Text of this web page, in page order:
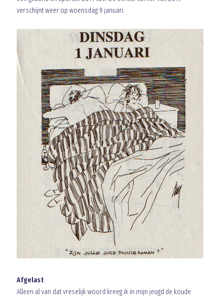
verschijnt weer op woensdag 9 januari.
Afgelast
Alleen al van dat vreselijk woord kreeg ik in mijn jeugd de koude